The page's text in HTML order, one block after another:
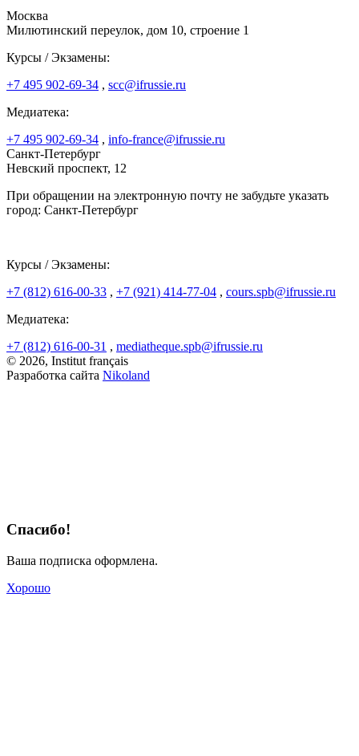
Москва
Милютинский переулок, дом 10, строение 1
Курсы / Экзамены:
+7 495 902-69-34 , scc@ifrussie.ru
Медиатека:
+7 495 902-69-34 , info-france@ifrussie.ru
Санкт-Петербург
Невский проспект, 12
При обращении на электронную почту не забудьте указать
город: Санкт-Петербург
Курсы / Экзамены:
+7 (812) 616-00-33 , +7 (921) 414-77-04 , cours.spb@ifrussie.ru
Медиатека:
+7 (812) 616-00-31 , mediatheque.spb@ifrussie.ru
© 2026, Institut français
Разработка сайта Nikoland
Спасибо!
Ваша подписка оформлена.
Хорошо